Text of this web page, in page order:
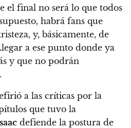
el final no será lo que todos
habrá fans que
y, básicamente, de
a ese punto donde ya
y que no podrán
a las críticas por la
que tuvo la
defiende la postura de